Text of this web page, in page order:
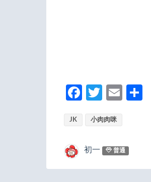
Fa
b
o
k
T
itt
E
JK 小肉肉咪
初一 普通